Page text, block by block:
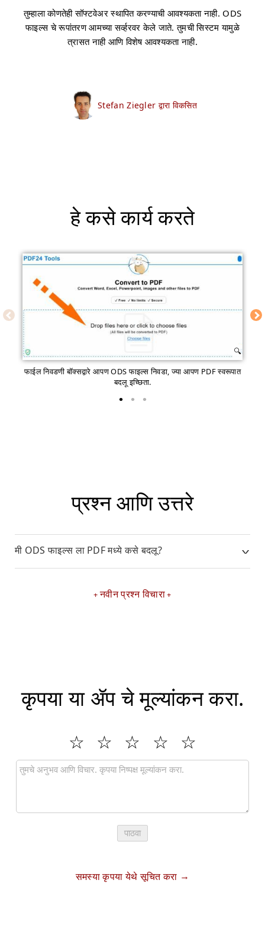
तुम्हाला कोणतेही सॉफ्टवेअर स्थापित करण्याची आवश्यकता नाही. ODS
फाइल्स चे रूपांतरण आमच्या सर्व्हरवर केले जाते. तुमची सिस्टम यामुळे
त्रासत नाही आणि विशेष आवश्यकता नाही.
Stefan Ziegler द्वारा विकसित
हे कसे कार्य करते
फाईल निवडणी बॉक्सद्वारे आपण ODS फाइल्स निवडा, ज्या आपण PDF स्वरूपात
बदलू इच्छिता.
प्रश्न आणि उत्तरे
मी ODS फाइल्स ला PDF मध्ये कसे बदलू?
नवीन प्रश्न विचारा
कृपया या ॲप चे मूल्यांकन करा.
पाठवा
समस्या कृपया येथे सूचित करा